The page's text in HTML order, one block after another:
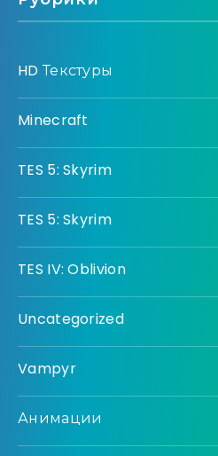
HD Текстуры
Minecraft
TES 5: Skyrim
TES 5: Skyrim
TES IV: Oblivion
Uncategorized
Vampyr
Анимации